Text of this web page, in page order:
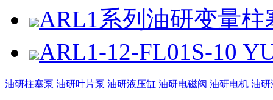
ARL1系列油研变量柱
ARL1-12-FL01S-10
油研柱塞泵 油研叶片泵 油研液压缸 油研电磁阀 油研电机 油研